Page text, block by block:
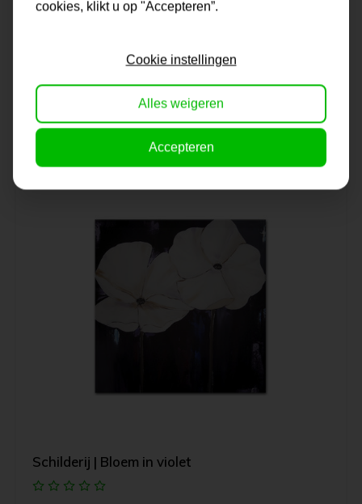
Schilderij | Tulpen in bruintinten
210,-
Schilderij | Bloem in violet
cookies, klikt u op "Accepteren”.
Cookie instellingen
Alles weigeren
Accepteren